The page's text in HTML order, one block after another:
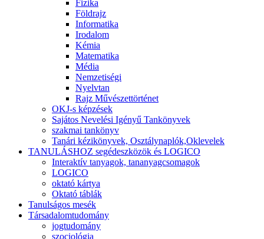
Fizika
Földrajz
Informatika
Irodalom
Kémia
Matematika
Média
Nemzetiségi
Nyelvtan
Rajz Művészettörténet
OKJ-s képzések
Sajátos Nevelési Igényű Tankönyvek
szakmai tankönyv
Tanári kézikönyvek, Osztálynaplók,Oklevelek
TANULÁSHOZ segédeszközök és LOGICO
Interaktív tanyagok, tananyagcsomagok
LOGICO
oktató kártya
Oktató táblák
Tanulságos mesék
Társadalomtudomány
jogtudomány
szociológia